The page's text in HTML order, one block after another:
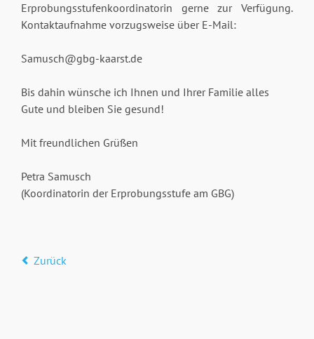
Erprobungsstufenkoordinatorin gerne zur Verfügung.
Kontaktaufnahme vorzugsweise über E-Mail:
Samusch@gbg-kaarst.de
Bis dahin wünsche ich Ihnen und Ihrer Familie alles
Gute und bleiben Sie gesund!
Mit freundlichen Grüßen
Petra Samusch
(Koordinatorin der Erprobungsstufe am GBG)
Zurück